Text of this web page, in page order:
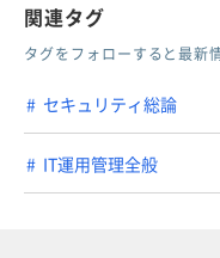
人情報の利用目的
リシーをご参照く
お客様の個人情報
ー等の下で適切に取
提供先及びそのプ
関連タグ
タグをフォローすると最新
セキュリティ総論
IT運用管理全般